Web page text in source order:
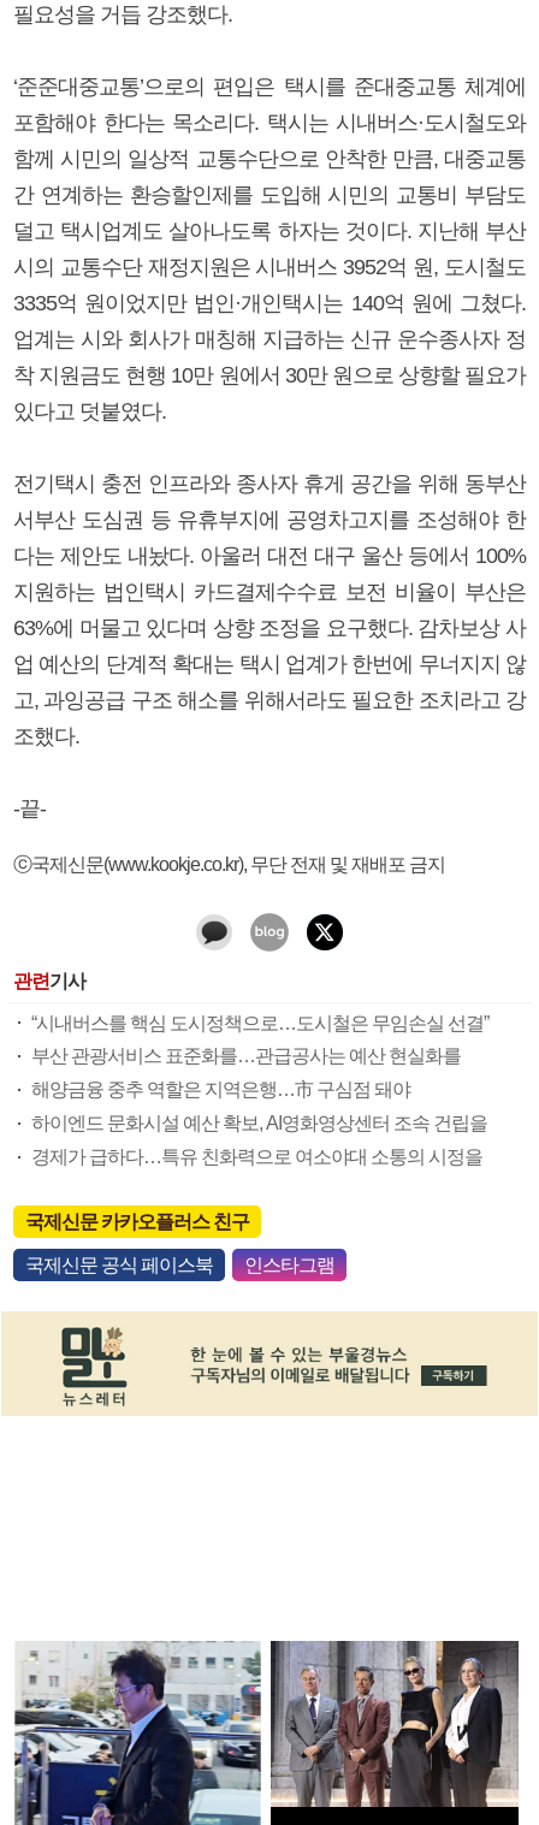
필요성을 거듭 강조했다.
‘준준대중교통’으로의 편입은 택시를 준대중교통 체계에
포함해야 한다는 목소리다. 택시는 시내버스·도시철도와
함께 시민의 일상적 교통수단으로 안착한 만큼, 대중교통
간 연계하는 환승할인제를 도입해 시민의 교통비 부담도
덜고 택시업계도 살아나도록 하자는 것이다. 지난해 부산
시의 교통수단 재정지원은 시내버스 3952억 원, 도시철도
3335억 원이었지만 법인·개인택시는 140억 원에 그쳤다.
업계는 시와 회사가 매칭해 지급하는 신규 운수종사자 정
착 지원금도 현행 10만 원에서 30만 원으로 상향할 필요가
있다고 덧붙였다.
전기택시 충전 인프라와 종사자 휴게 공간을 위해 동부산
서부산 도심권 등 유휴부지에 공영차고지를 조성해야 한
다는 제안도 내놨다. 아울러 대전 대구 울산 등에서 100%
지원하는 법인택시 카드결제수수료 보전 비율이 부산은
63%에 머물고 있다며 상향 조정을 요구했다. 감차보상 사
업 예산의 단계적 확대는 택시 업계가 한번에 무너지지 않
고, 과잉공급 구조 해소를 위해서라도 필요한 조치라고 강
조했다.
-끝-
ⓒ국제신문(www.kookje.co.kr), 무단 전재 및 재배포 금지
관련기사
“시내버스를 핵심 도시정책으로…도시철은 무임손실 선결”
부산 관광서비스 표준화를…관급공사는 예산 현실화를
해양금융 중추 역할은 지역은행…市 구심점 돼야
하이엔드 문화시설 예산 확보, AI영화영상센터 조속 건립을
경제가 급하다…특유 친화력으로 여소야대 소통의 시정을
국제신문 카카오플러스 친구
국제신문 공식 페이스북 인스타그램